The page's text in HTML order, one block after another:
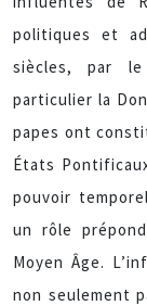
politiques et
siècles, par
particulier la
papes ont
États
pouvoir
un rôle
Moyen Âge.
non seulement